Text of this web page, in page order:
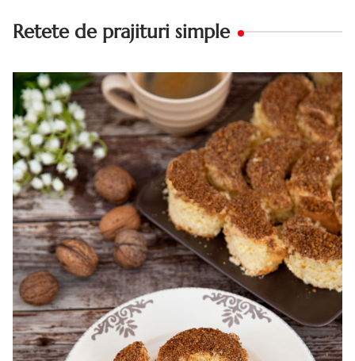
Retete de prajituri simple